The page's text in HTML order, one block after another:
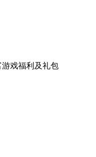
游戏福利 及礼包